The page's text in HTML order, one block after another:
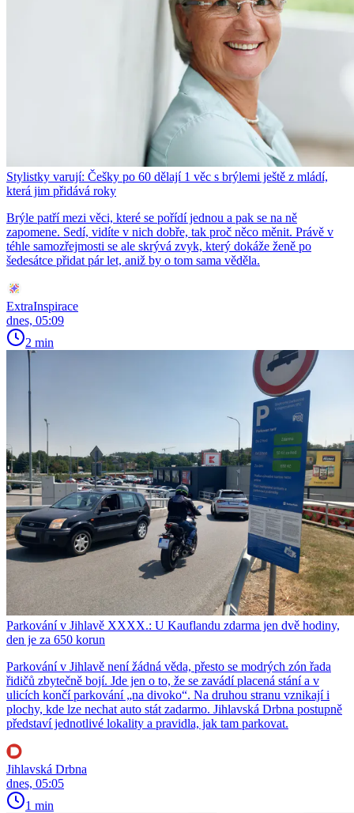
Stylistky varují: Češky po 60 dělají 1 věc s brýlemi ještě z mládí,
která jim přidává roky
Brýle patří mezi věci, které se pořídí jednou a pak se na ně
zapomene. Sedí, vidíte v nich dobře, tak proč něco měnit. Právě v
téhle samozřejmosti se ale skrývá zvyk, který dokáže ženě po
šedesátce přidat pár let, aniž by o tom sama věděla.
ExtraInspirace
dnes, 05:09
2 min
Parkování v Jihlavě XXXX.: U Kauflandu zdarma jen dvě hodiny,
den je za 650 korun
Parkování v Jihlavě není žádná věda, přesto se modrých zón řada
řidičů zbytečně bojí. Jde jen o to, že se zavádí placená stání a v
ulicích končí parkování „na divoko“. Na druhou stranu vznikají i
plochy, kde lze nechat auto stát zadarmo. Jihlavská Drbna postupně
představí jednotlivé lokality a pravidla, jak tam parkovat.
Jihlavská Drbna
dnes, 05:05
1 min